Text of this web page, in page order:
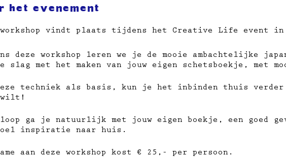
het evenement
workshop vindt plaats tijdens het Creative Life event
deze workshop leren we je de mooie ambachtelijke
slag met het maken van jouw eigen schetsboekje, met
techniek als basis, kun je het inbinden thuis verder
ga je natuurlijk met jouw eigen boekje,​ een goed
inspiratie naar huis.
aan deze workshop kost € 25,- per persoon.